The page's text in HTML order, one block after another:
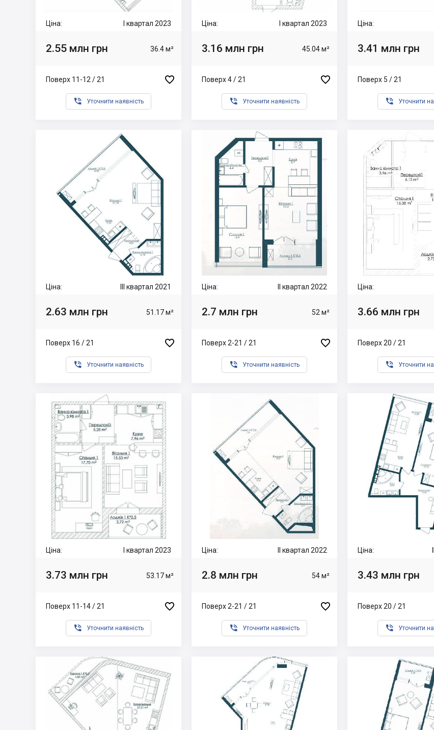
Ціна: I квартал 2023
2.55 млн грн 36.4 м²
Поверх 11-12 / 21 
 Уточнити наявність
Ціна: I квартал 2023
3.16 млн грн 45.04 м²
Поверх 4 / 21 
 Уточнити наявність
Ціна:
3.41 млн грн
Поверх 5 / 21
 Уточнити
Ціна: III квартал 2021
2.63 млн грн 51.17 м²
Поверх 16 / 21 
 Уточнити наявність
Ціна: II квартал 2022
2.7 млн грн 52 м²
Поверх 2-21 / 21 
 Уточнити наявність
Ціна:
3.66 млн грн
Поверх 20 / 21
 Уточнити
Ціна: I квартал 2023
3.73 млн грн 53.17 м²
Поверх 11-14 / 21 
 Уточнити наявність
Ціна: II квартал 2022
2.8 млн грн 54 м²
Поверх 2-21 / 21 
 Уточнити наявність
Ціна:
3.43 млн грн
Поверх 20 / 21
 Уточнити